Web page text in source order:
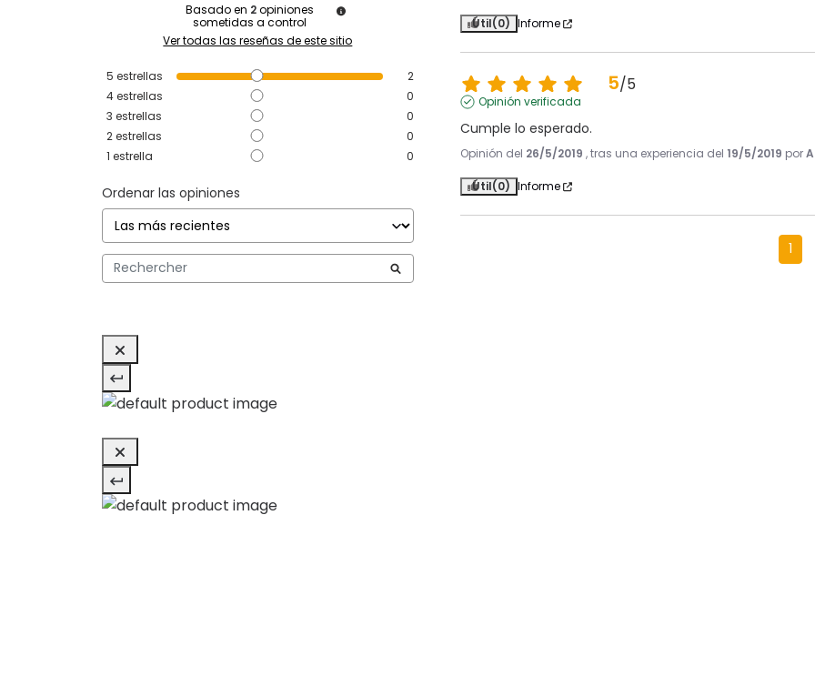
Basado en 2opiniones
sometidas a control
Ver todas las reseñas de este sitio
5 estrellas
2
4estrellas
0
3 estrellas
0
2estrellas
0
1 estrella 0
Ordenar las opiniones
Útil(0) Informe
5/5
Opinión verificada
Cumple lo esperado.
Opinión del 26/5/2019 , tras una experiencia del 19/5/2019 por
Útil(0) Informe
1